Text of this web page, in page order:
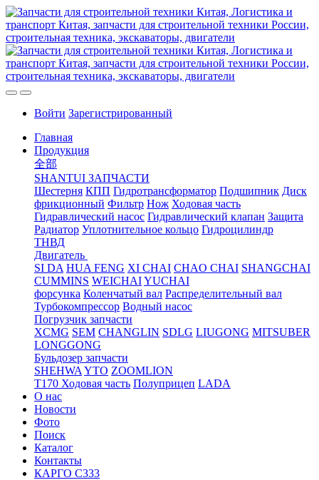
Войти Зарегистрированный
Главная
Продукция
全部
SHANTUI ЗАПЧАСТИ
Шестерня КПП Гидротрансформатор Подшипник Диск
фрикционный Фильтр Нож Ходовая часть
Гидравлический насос Гидравлический клапан Защита
Радиатор Уплотнительное кольцо Гидроцилиндр
ТНВД
Двигатель
SI DA HUA FENG XI CHAI CHAO CHAI SHANGCHAI
CUMMINS WEICHAIYUCHAI
форсунка Коленчатый вал Распределительный вал
Турбокомпрессор Водный насос
Погрузчик запчасти
XCMG SEM CHANGLIN SDLG LIUGONG MITSUBER
LONGGONG
Бульдозер запчасти
SHEHWA YTO ZOOMLION
T170 Ходовая часть Полуприцеп LADA
О нас
Новости
Фото
Поиск
Каталог
Контакты
КАРГО С333